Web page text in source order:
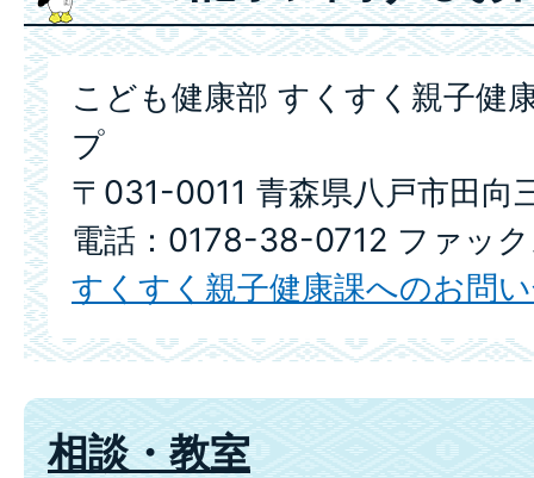
こども健康部 すくすく親子健
プ
〒031-0011 青森県八戸市田向
電話：0178-38-0712 ファッ
すくすく親子健康課へのお問
相談・教室